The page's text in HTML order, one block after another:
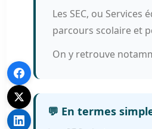
Les SEC, ou
parcours scolaire et
On y retrouve
💬 En termes